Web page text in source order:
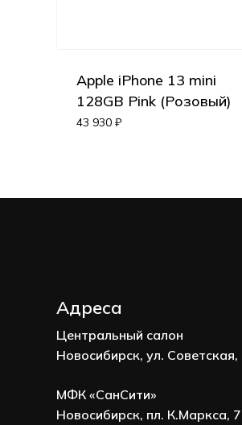
Apple iPhone 13 mini
128GB Pink (Розовый)
43 930 ₽
Адреса
Центральный салон
Новосибирск, ул. Советская,
МФК «СанСити»
Новосибирск, пл. К.Маркса,